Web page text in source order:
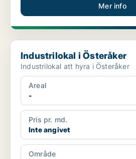
Mer info
Industrilokal i Österåker
Industrilokal i Österåker
Industrilokal att hyra i Österåker
Areal
-
Pris pr. md.
Inte angivet
Område